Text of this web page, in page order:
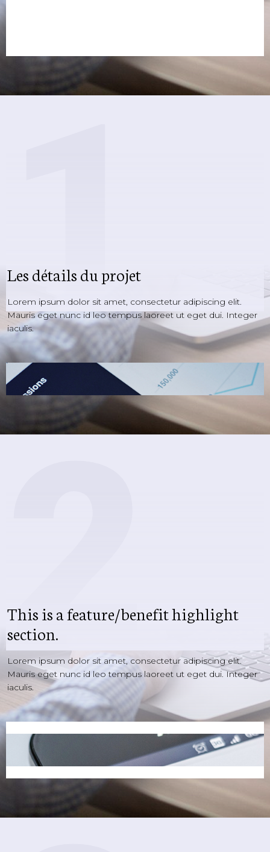
1
Les détails du projet
Lorem ipsum dolor sit amet, consectetur adipiscing elit.
Mauris eget nunc id leo tempus laoreet ut eget dui. Integer
iaculis.
2
This is a feature/benefit highlight
section.
Lorem ipsum dolor sit amet, consectetur adipiscing elit.
Mauris eget nunc id leo tempus laoreet ut eget dui. Integer
iaculis.